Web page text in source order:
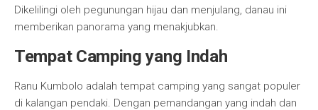
Dikelilingi oleh pegunungan hijau dan menjulang, danau ini
memberikan panorama yang menakjubkan.
Tempat Camping yang Indah
Ranu Kumbolo adalah tempat camping yang sangat populer
di kalangan pendaki. Dengan pemandangan yang indah dan